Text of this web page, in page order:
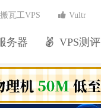
务器 VPS测评
搬瓦工VPS Vultr